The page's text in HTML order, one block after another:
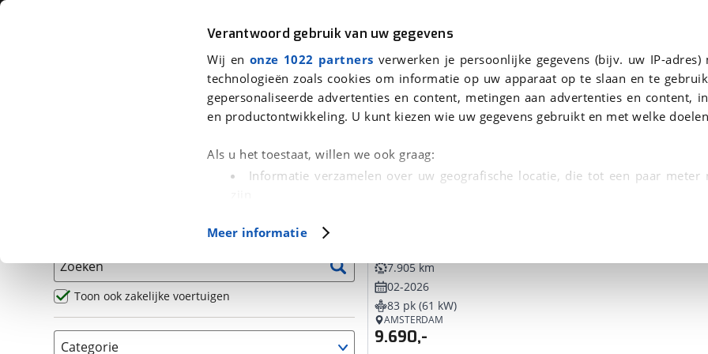
Verantwoord gebruik van uw gegevens
Wij en onze 1022 partners verwerken je persoonlijke gegevens (bijv. uw IP-adres)
technologieën zoals cookies om informatie op uw apparaat op te slaan en te
gepersonaliseerde advertenties en content, metingen aan advertenties en content,
en productontwikkeling. U kunt kiezen wie uw gegevens gebruikt en met welke
Als u het toestaat, willen we ook graag:
Informatie verzamelen over uw geografische locatie, die tot een paar meter
(fingerprinting)
in. U kunt uw toestemming op elk moment wijzigen of
Cookieverklaring.
Met cookies en vergelijkbare technieken zorgen we voor een betere en meer
Functionele cookies zorgen ervoor dat de website goed werkt. Ook gebruiken we
Meer informatie
Auto Fiets Motor
We hebben 8 motoren voor je gevonden
Zoeken
Toon ook zakelijke voertuigen
Categorie
7.905 km
02-2026
83 pk (61 kW)
AMSTERDAM
9.690,-